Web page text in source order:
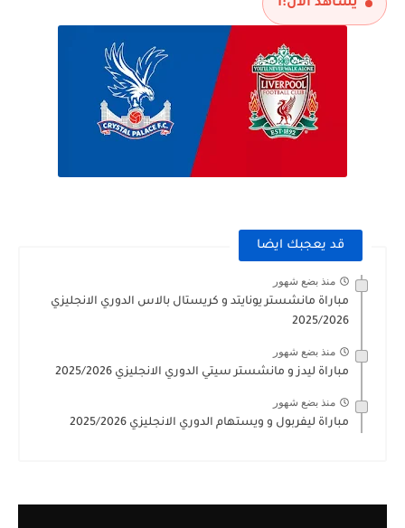
يشاهد الآن:1
قد يعجبك ايضا
منذ بضع شهور
مباراة مانشستر يونايتد و كريستال بالاس الدوري الانجليزي
2025/2026
منذ بضع شهور
مباراة ليدز و مانشستر سيتي الدوري الانجليزي 2025/2026
منذ بضع شهور
مباراة ليفربول و ويستهام الدوري الانجليزي 2025/2026